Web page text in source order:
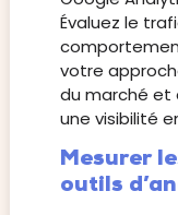
Évaluez le
votre
du marché et
une visibilité
Mesurer
outils